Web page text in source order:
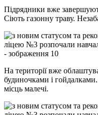
Підрядники вже
Сіють газонну траву.
На території вже
будиночками і
місць малечі.